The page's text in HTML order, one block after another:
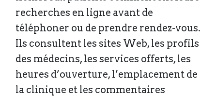
recherches en ligne avant de
téléphoner ou de prendre rendez-vous.
Ils consultent les sites Web, les profils
des médecins, les services offerts, les
heures d’ouverture, l’emplacement de
la clinique et les commentaires